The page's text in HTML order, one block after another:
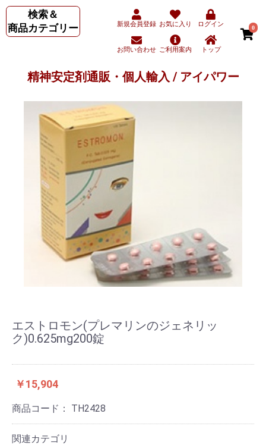
検索＆
商品カテゴリー
新規会員登録 お気に入り ログイン
お問い合わせ ご利用案内 トップ
0
精神安定剤通販・個人輸入 / アイパワー
エストロモン(プレマリンのジェネリッ
ク)0.625mg200錠
￥15,904
商品コード： TH2428
関連カテゴリ